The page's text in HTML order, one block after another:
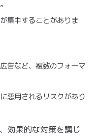
集中することがありま
告など、複数のフォーマ
悪用されるリスクがあり
効果的な対策を講じ